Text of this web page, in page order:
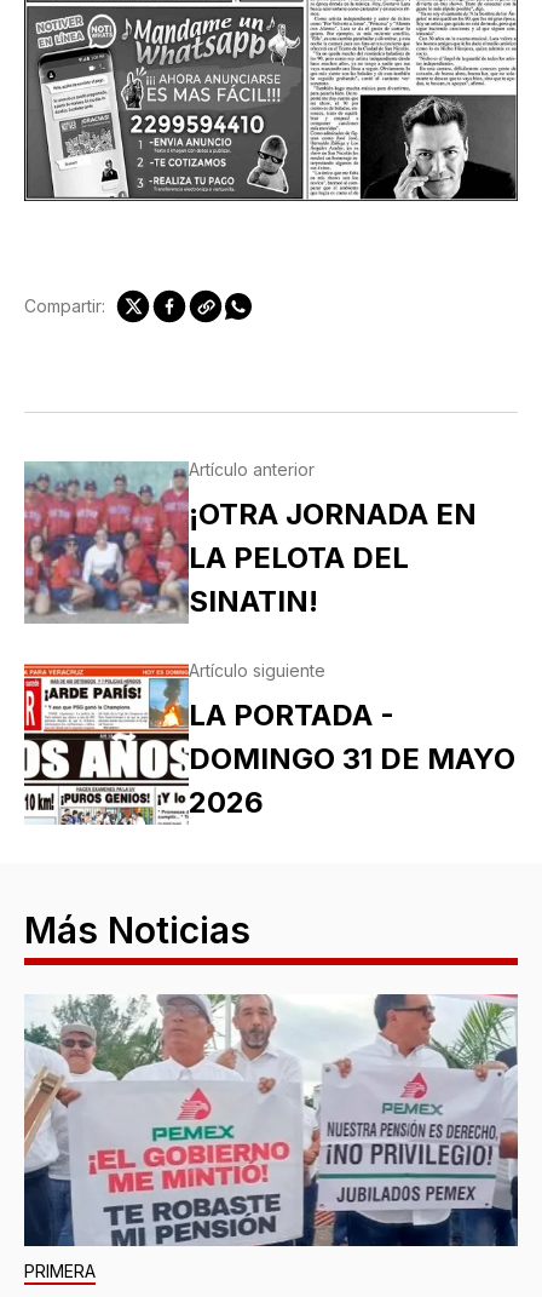
Compartir:
Artículo anterior
¡OTRA JORNADA EN
LA PELOTA DEL
SINATIN!
Artículo siguiente
LA PORTADA -
DOMINGO 31 DE MAYO
2026
Más Noticias
PRIMERA